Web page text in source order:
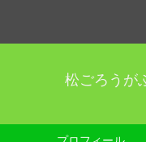
松ごろうが